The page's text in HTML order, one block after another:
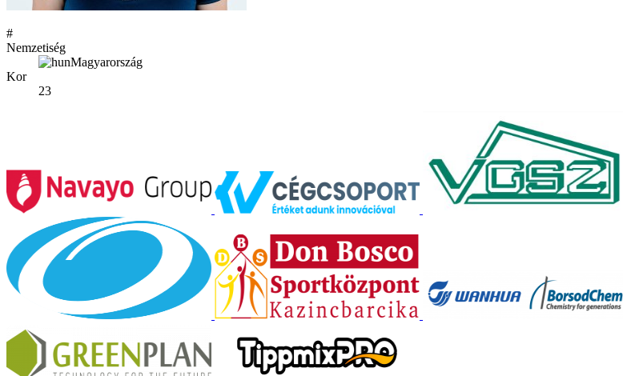
#
Nemzetiség
Magyarország
Kor
23